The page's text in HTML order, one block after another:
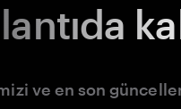
ve en son